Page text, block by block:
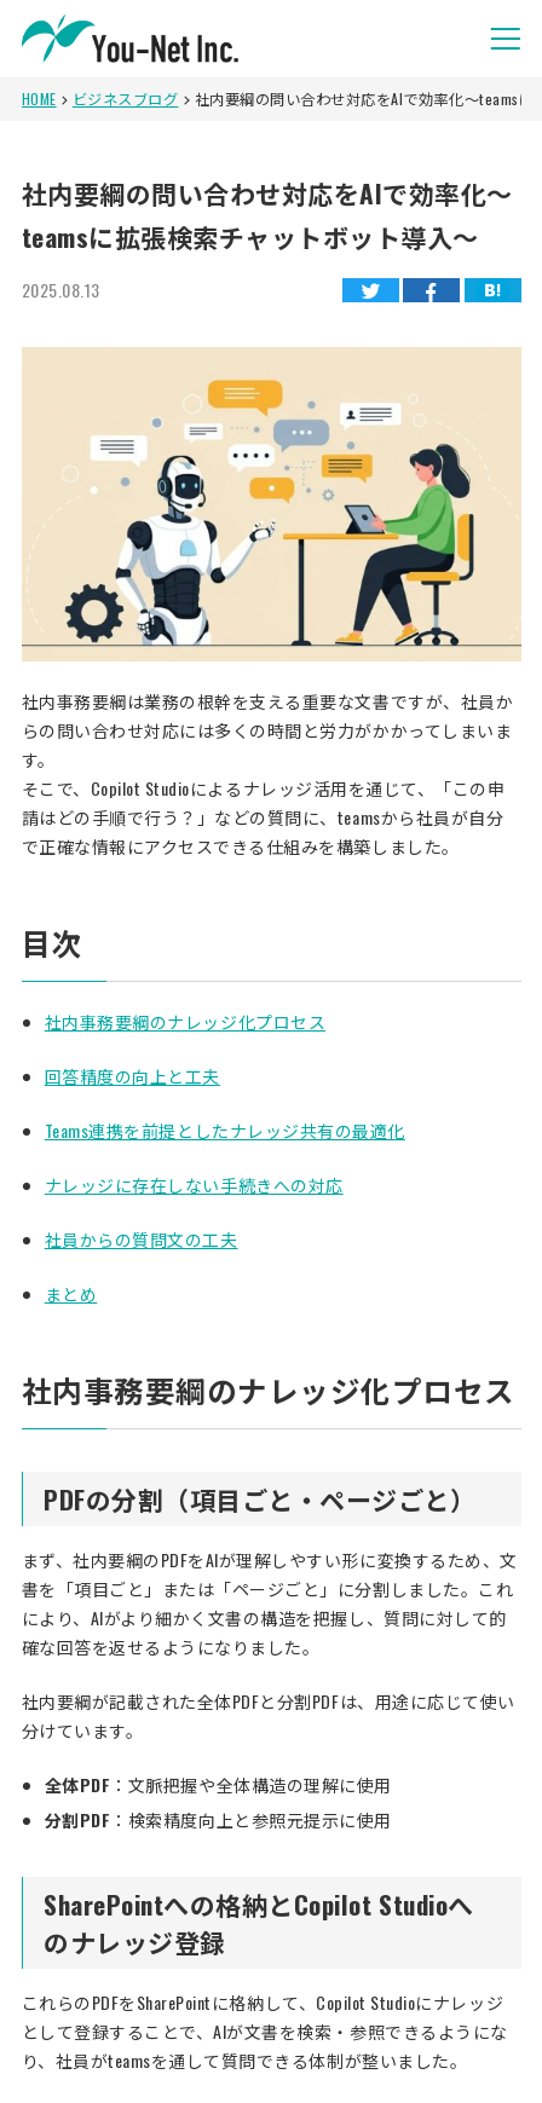
HOME ビジネスブログ 社内要綱の問い合わせ対応をAIで効率化～teams
社内要綱の問い合わせ対応をAIで効率化～
teamsに拡張検索チャットボット導入～
2025.08.13
社内事務要綱は業務の根幹を支える重要な文書ですが、社員か
らの問い合わせ対応には多くの時間と労力がかかってしまいま
す。
そこで、Copilot Studioによるナレッジ活用を通じて、「この申
請はどの手順で行う？」などの質問に、teamsから社員が自分
で正確な情報にアクセスできる仕組みを構築しました。
目次
社内事務要綱のナレッジ化プロセス
回答精度の向上と工夫
Teams連携を前提としたナレッジ共有の最適化
ナレッジに存在しない手続きへの対応
社員からの質問文の工夫
まとめ
社内事務要綱のナレッジ化プロセス
PDFの分割（項目ごと・ページごと）
まず、社内要綱のPDFをAIが理解しやすい形に変換するため、文
書を「項目ごと」または「ページごと」に分割しました。これ
により、AIがより細かく文書の構造を把握し、質問に対して的
確な回答を返せるようになりました。
社内要綱が記載された全体PDFと分割PDFは、用途に応じて使い
分けています。
全体PDF ：文脈把握や全体構造の理解に使用
分割PDF ：検索精度向上と参照元提示に使用
SharePointへの格納とCopilot Studioへ
のナレッジ登録
これらのPDFをSharePointに格納して、Copilot Studioにナレッジ
として登録することで、AIが文書を検索・参照できるようにな
り、社員がteamsを通して質問できる体制が整いました。